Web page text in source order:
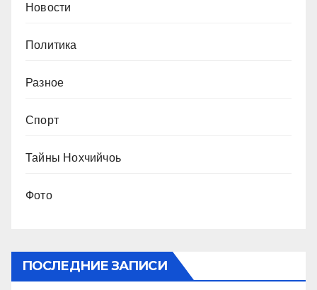
Новости
Политика
Разное
Спорт
Тайны Нохчийчоь
Фото
ПОСЛЕДНИЕ ЗАПИСИ